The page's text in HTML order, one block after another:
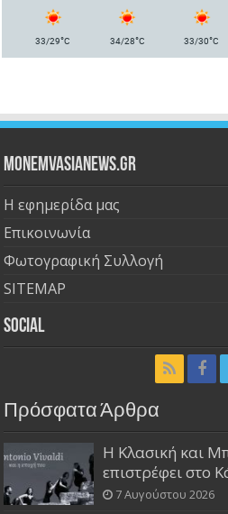
33/29°C 34/28°C 33/30°C
Monemvasianews.gr
Η εφημερίδα μας
Επικοινωνία
Φωτογραφική Συλλογή
SITEMAP
Social
Πρόσφατα Άρθρα
Η Κλασική και
επιστρέφει στο
7 Αυγούστου 2026